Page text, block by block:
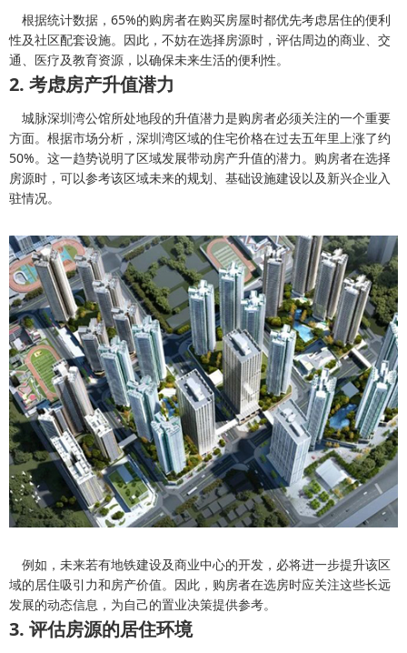
根据统计数据，65%的购房者在购买房屋时都优先考虑居住的便利
性及社区配套设施。因此，不妨在选择房源时，评估周边的商业、交
通、医疗及教育资源，以确保未来生活的便利性。
2. 考虑房产升值潜力
城脉深圳湾公馆所处地段的升值潜力是购房者必须关注的一个重要
方面。根据市场分析，深圳湾区域的住宅价格在过去五年里上涨了约
50%。这一趋势说明了区域发展带动房产升值的潜力。购房者在选择
房源时，可以参考该区域未来的规划、基础设施建设以及新兴企业入
驻情况。
例如，未来若有地铁建设及商业中心的开发，必将进一步提升该区
域的居住吸引力和房产价值。因此，购房者在选房时应关注这些长远
发展的动态信息，为自己的置业决策提供参考。
3. 评估房源的居住环境